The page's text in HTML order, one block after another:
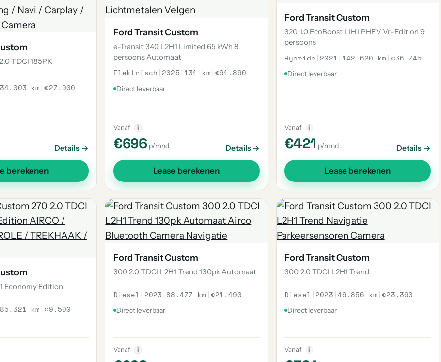
TDCI 185PK
km |€27.900
Details →
berekenen
Ford Transit Custom
e-Transit 340 L2H1 Limited 65 kWh 8
persoons Automaat
Elektrisch | 2025 | 131 km |€61.890
Direct leverbaar
Vanaf i
€696 p/mnd Details →
Lease berekenen
Ford Transit Custom
320 1.0 EcoBoost L1H1 PHEV Vr-Edition 9
persoons
Hybride | 2021 | 142.620 km |€36.745
Direct leverbaar
Vanaf i
€421 p/mnd Details →
Lease berekenen
Economy Edition
km |€9.500
Ford Transit Custom
300 2.0 TDCI L2H1 Trend 130pk Automaat
Diesel | 2023 | 88.477 km |€21.490
Direct leverbaar
Vanaf i
Ford Transit Custom
300 2.0 TDCI L2H1 Trend
Diesel | 2023 |46.856 km |€23.390
Direct leverbaar
Vanaf i